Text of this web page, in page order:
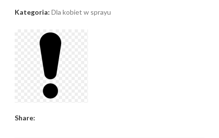
Kategoria: Dla kobiet w sprayu
Share: